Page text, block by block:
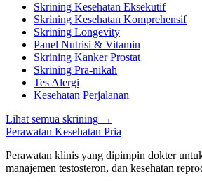
Skrining Kesehatan Eksekutif
Skrining Kesehatan Komprehensif
Skrining Longevity
Panel Nutrisi & Vitamin
Skrining Kanker Prostat
Skrining Pra-nikah
Tes Alergi
Kesehatan Perjalanan
Lihat semua skrining →
Perawatan Kesehatan Pria
Perawatan klinis yang dipimpin dokter
manajemen testosteron, dan kesehatan